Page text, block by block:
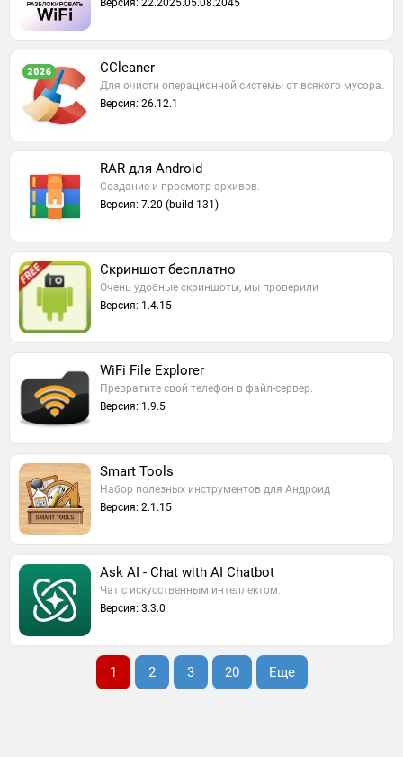
Версия: 22.2025.05.08.2045
CCleaner
Для очисти операционной системы от всякого мусора.
Версия: 26.12.1
RAR для Android
Создание и просмотр архивов.
Версия: 7.20 (build 131)
Скриншот бесплатно
Очень удобные скриншоты, мы проверили
Версия: 1.4.15
WiFi File Explorer
Превратите свой телефон в файл-сервер.
Версия: 1.9.5
Smart Tools
Набор полезных инструментов для Андроид
Версия: 2.1.15
Ask AI - Chat with AI Chatbot
Чат с искусственным интеллектом.
Версия: 3.3.0
1 2 3 20 Еще